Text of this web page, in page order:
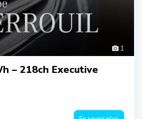
1
– 218ch Executive